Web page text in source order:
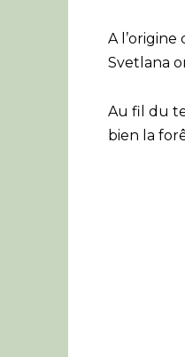
A l’origine
Svetlana
Au fil du
bien la